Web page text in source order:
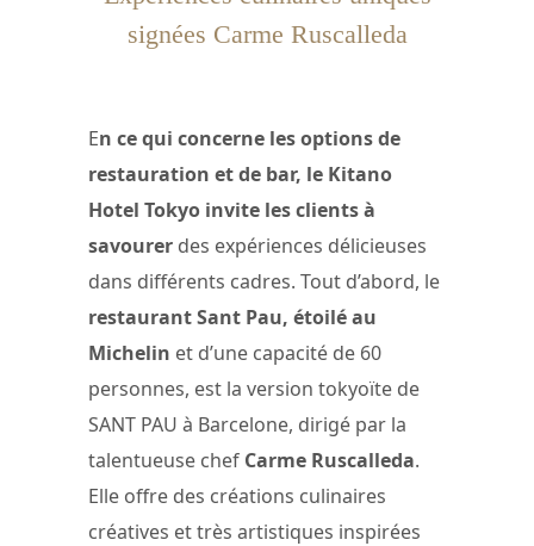
signées Carme Ruscalleda
En ce qui concerne les options de
restauration et de bar, le Kitano
Hotel Tokyo invite les clients à
savourer des expériences délicieuses
dans différents cadres. Tout d’abord, le
restaurant Sant Pau, étoilé au
Michelin et d’une capacité de 60
personnes, est la version tokyoïte de
SANT PAU à Barcelone, dirigé par la
talentueuse chef Carme Ruscalleda.
Elle offre des créations culinaires
créatives et très artistiques inspirées